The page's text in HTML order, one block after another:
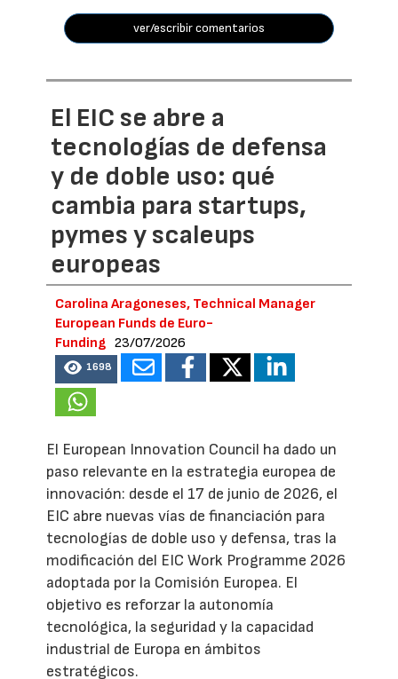
ver/escribir comentarios
El EIC se abre a
tecnologías de defensa
y de doble uso: qué
cambia para startups,
pymes y scaleups
europeas
Carolina Aragoneses, Technical Manager
European Funds de Euro-
Funding 23/07/2026
1698
El European Innovation Council ha dado un
paso relevante en la estrategia europea de
innovación: desde el 17 de junio de 2026, el
EIC abre nuevas vías de financiación para
tecnologías de doble uso y defensa, tras la
modificación del EIC Work Programme 2026
adoptada por la Comisión Europea. El
objetivo es reforzar la autonomía
tecnológica, la seguridad y la capacidad
industrial de Europa en ámbitos
estratégicos.